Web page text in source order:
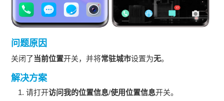
问题原因
关闭了 当前位置开关，并将常驻城市设置为无。
解决方案
请打开访问我的位置信息/使用位置信息开关。